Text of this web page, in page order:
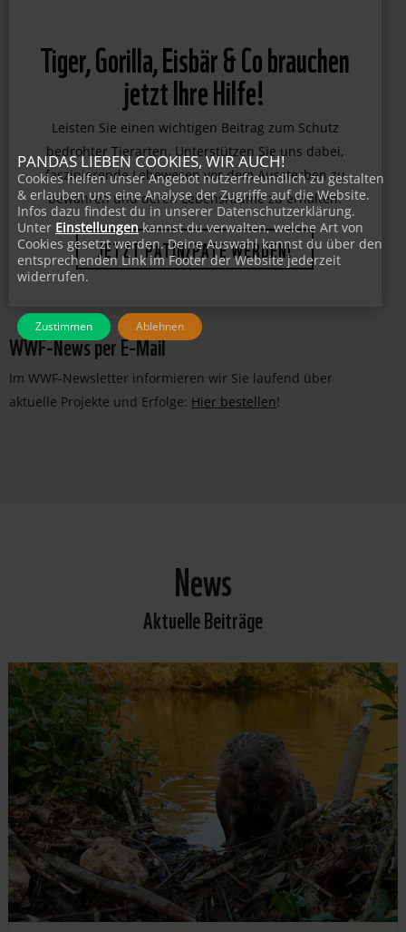
Tiger, Gorilla, Eisbär & Co brauchen
jetzt Ihre Hilfe!
Leisten Sie einen wichtigen Beitrag zum Schutz
bedrohter Tierarten. Unterstützen Sie uns dabei,
faszinierende Lebewesen vor dem Aussterben zu
bewahren und deren Lebensräume zu erhalten.
JETZT PATIN/PATE WERDEN!
WWF-News per E-Mail
Im WWF-Newsletter informieren wir Sie laufend über
aktuelle Projekte und Erfolge: Hier bestellen!
News
Aktuelle Beiträge
PANDAS LIEBEN COOKIES, WIR AUCH!
Cookies helfen unser Angebot nutzerfreundlich zu gestalten
& erlauben uns eine Analyse der Zugriffe auf die Website.
Infos dazu findest du in unserer Datenschutzerklärung.
Unter Einstellungen kannst du verwalten, welche Art von
Cookies gesetzt werden. Deine Auswahl kannst du über den
entsprechenden Link im Footer der Website jederzeit
widerrufen.
Zustimmen Ablehnen